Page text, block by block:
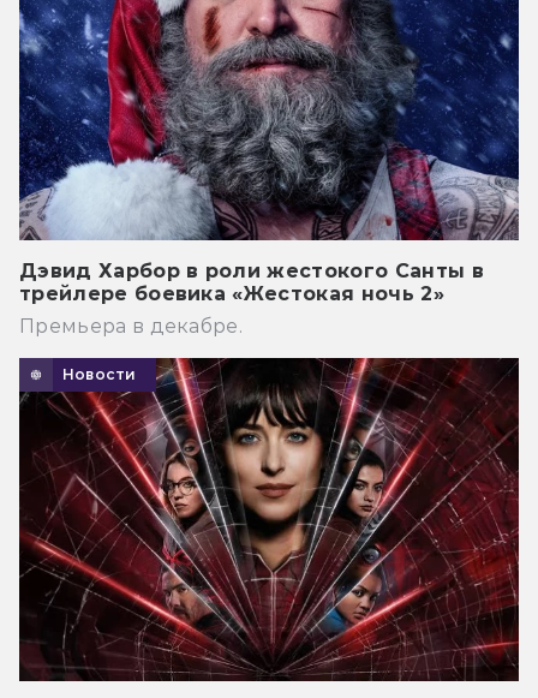
Дэвид Харбор в роли жестокого Санты в
трейлере боевика «Жестокая ночь 2»
Премьера в декабре.
Новости